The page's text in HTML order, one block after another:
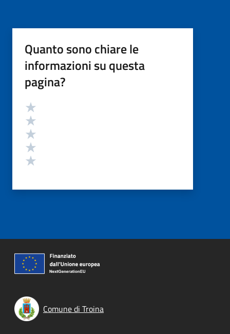
Quanto sono chiare le
informazioni su questa
pagina?
Valutazione
Comune di Troina